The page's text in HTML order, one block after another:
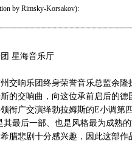
by Rimsky-Korsakov):
from Khovanshchina
No. 2 in G minor, Op. 63
交响曲，作品98
4 in E minor, Op. 98
星海音乐厅
交响乐团终身荣誉音乐总监余
的交响曲，向这位承前启后的
衔广交演绎勃拉姆斯的E小调第
其最后一部、也是风格最为成熟
腊悲剧十分感兴趣，因此这部